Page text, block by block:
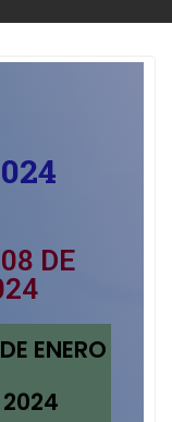
DE
ENERO
2024